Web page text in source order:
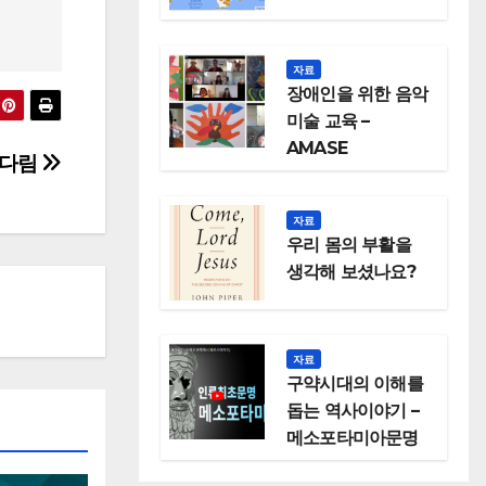
림
자료
장애인을 위한 음악
미술 교육 –
AMASE
자료
우리 몸의 부활을
생각해 보셨나요?
자료
구약시대의 이해를
돕는 역사이야기 –
메소포타미아문명